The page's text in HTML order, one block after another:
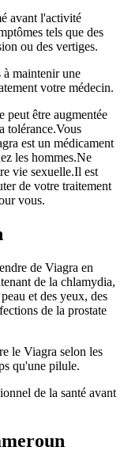
avant l'activité
tels que des
ou des vertiges.
maintenir une
votre médecin.
peut être augmentée
tolérance.Vous
est un médicament
les hommes.Ne
vie sexuelle.Il est
de votre traitement
vous.
de Viagra en
de la chlamydia,
et des yeux, des
de la prostate
le Viagra selon les
qu'une pilule.
de la santé avant